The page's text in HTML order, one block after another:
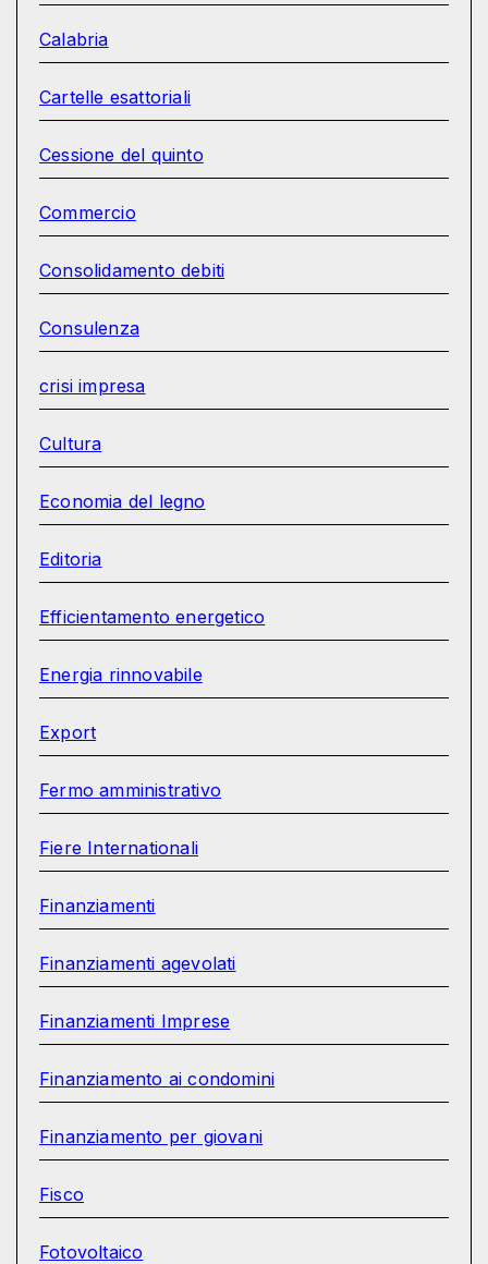
Calabria
Cartelle esattoriali
Cessione del quinto
Commercio
Consolidamento debiti
Consulenza
crisi impresa
Cultura
Economia del legno
Editoria
Efficientamento energetico
Energia rinnovabile
Export
Fermo amministrativo
Fiere Internationali
Finanziamenti
Finanziamenti agevolati
Finanziamenti Imprese
Finanziamento ai condomini
Finanziamento per giovani
Fisco
Fotovoltaico